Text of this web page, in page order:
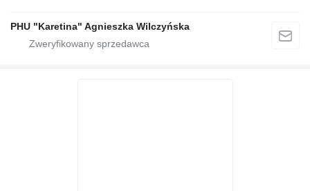
PHU "Karetina" Agnieszka Wilczyńska